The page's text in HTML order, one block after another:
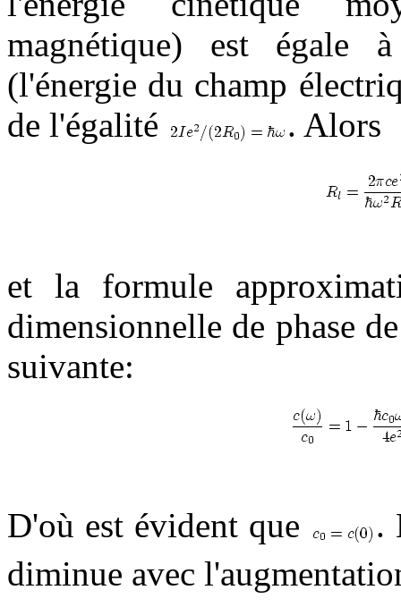
magnétique) est égale
(l'énergie du champ
de l'égalité
. Alors
et la formule
dimensionnelle de phase
suivante:
D'où est évident que
.
diminue avec